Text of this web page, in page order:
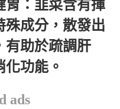
胃：韭菜含有揮
殊成分，散發出
有助於疏調肝
功能。
ads